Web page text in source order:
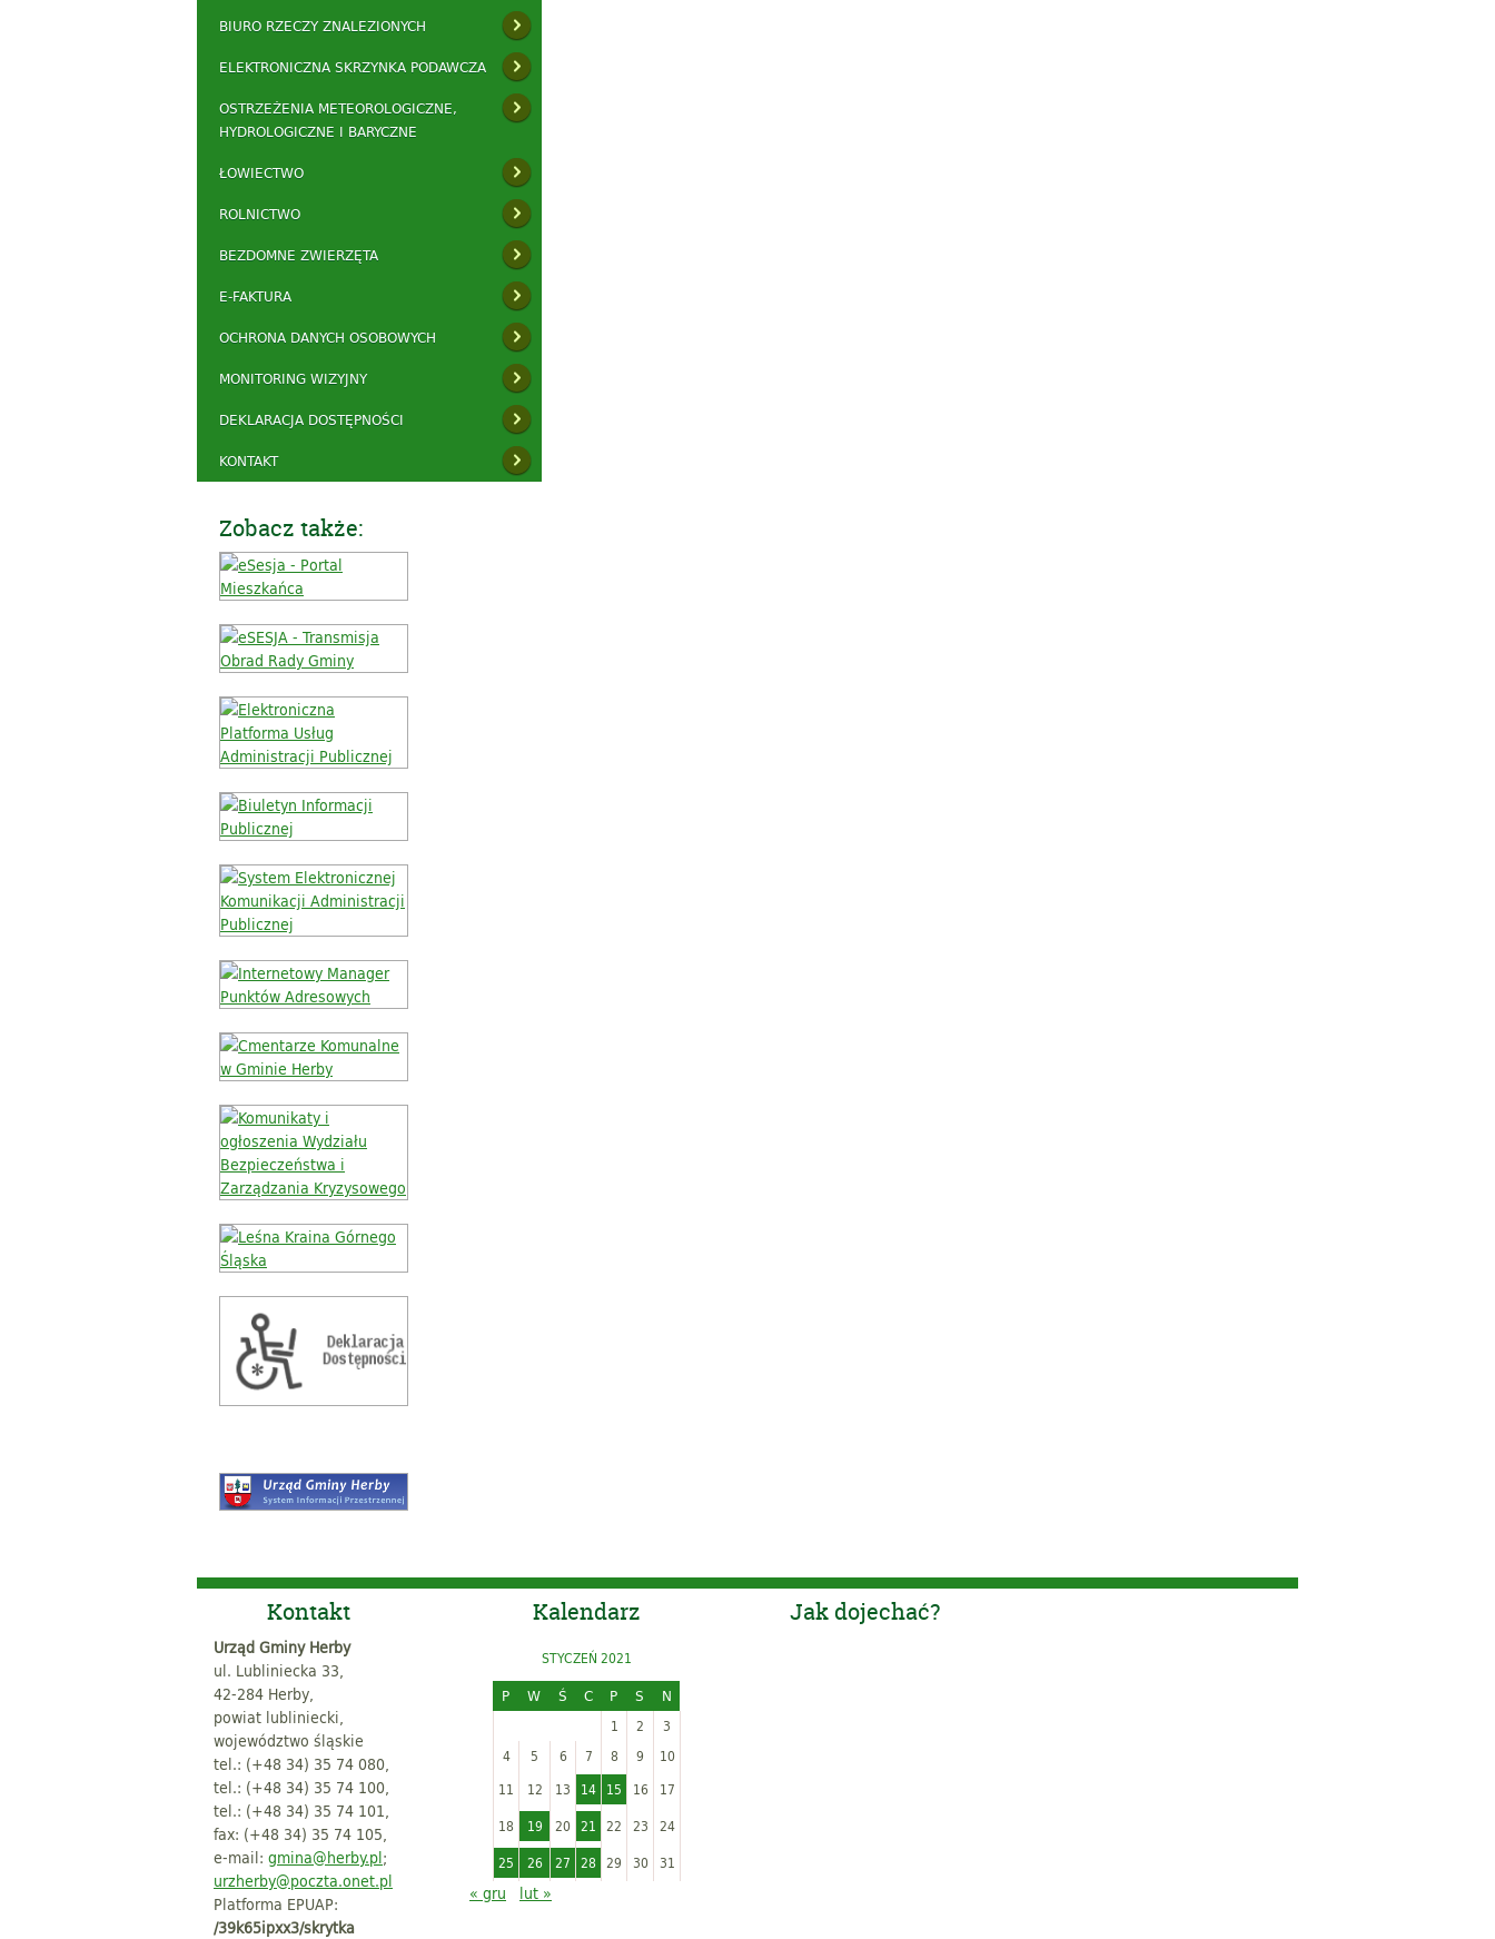
BIURO RZECZY ZNALEZIONYCH
ELEKTRONICZNA SKRZYNKA PODAWCZA
OSTRZEŻENIA METEOROLOGICZNE,
HYDROLOGICZNE I BARYCZNE
ŁOWIECTWO
ROLNICTWO
BEZDOMNE ZWIERZĘTA
E-FAKTURA
OCHRONA DANYCH OSOBOWYCH
MONITORING WIZYJNY
DEKLARACJA DOSTĘPNOŚCI
KONTAKT
Zobacz także:
Kontakt
Urząd Gminy Herby
ul. Lubliniecka 33,
42-284 Herby,
powiat lubliniecki,
województwo śląskie
tel.: (+48 34) 35 74 080,
tel.: (+48 34) 35 74 100,
tel.: (+48 34) 35 74 101,
fax: (+48 34) 35 74 105,
e-mail: gmina@herby.pl;
urzherby@poczta.onet.pl
Platforma EPUAP:
/39k65ipxx3/skrytka
Kalendarz
STYCZEŃ 2021
P
W Ś C P S
N
1
2
3
4
5 6 7 8 9
10
11
12 13 14 15 16
17
18
19 20 21 22 23
24
25
26 27 28 29 30 31
« gru lut »
Jak dojechać?